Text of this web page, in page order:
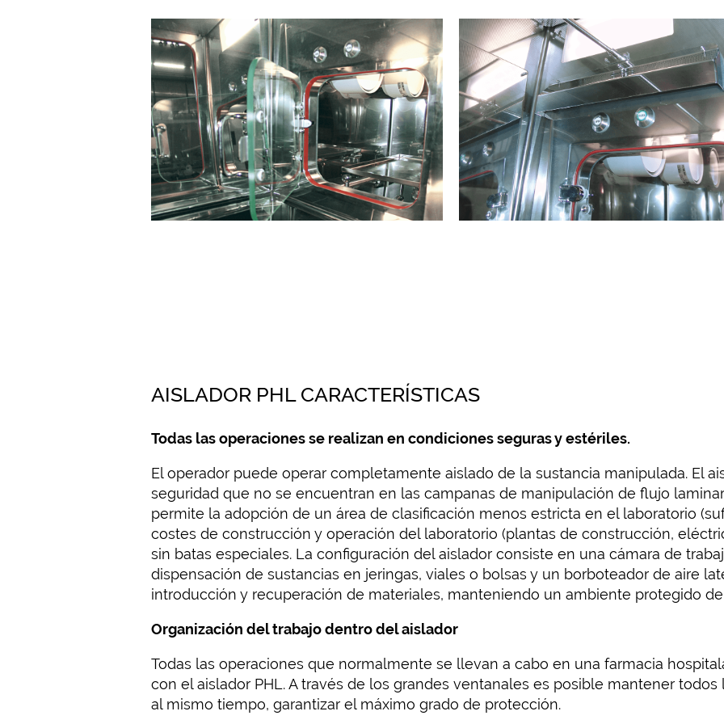
AISLADOR PHL CARACTERÍSTICAS
Todas las operaciones se realizan en condiciones seguras y estériles.
El operador puede operar completamente aislado de la sustancia manipulada. El
seguridad que no se encuentran en las campanas de manipulación de flujo
permite la adopción de un área de clasificación menos estricta en el laboratorio
costes de construcción y operación del laboratorio (plantas de construcción,
sin batas especiales. La configuración del aislador consiste en una cámara de
dispensación de sustancias en jeringas, viales o bolsas y un borboteador de aire
introducción y recuperación de materiales, manteniendo un ambiente protegido
Organización del trabajo dentro del aislador
Todas las operaciones que normalmente se llevan a cabo en una farmacia
con el aislador PHL. A través de los grandes ventanales es posible mantener
al mismo tiempo, garantizar el máximo grado de protección.